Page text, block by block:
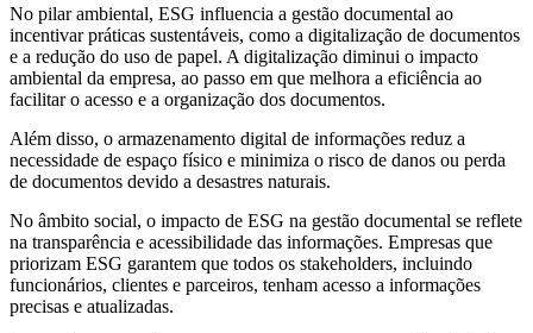
X
No pilar ambiental, ESG influencia a gestão documental ao
incentivar práticas sustentáveis, como a digitalização de documentos
e a redução do uso de papel. A digitalização diminui o impacto
ambiental da empresa, ao passo em que melhora a eficiência ao
facilitar o acesso e a organização dos documentos.
Além disso, o armazenamento digital de informações reduz a
necessidade de espaço físico e minimiza o risco de danos ou perda
de documentos devido a desastres naturais.
No âmbito social, o impacto de ESG na gestão documental se reflete
na transparência e acessibilidade das informações. Empresas que
priorizam ESG garantem que todos os stakeholders, incluindo
funcionários, clientes e parceiros, tenham acesso a informações
precisas e atualizadas.